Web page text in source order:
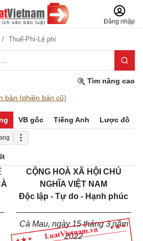
Đăng nhập
Thuế-Phí-Lệ phí
Tìm nâng cao
bản (phiên bản cũ)
VB gốc Tiếng Anh Lược đồ
CỘNG HOÀ XÃ HỘI CHỦ
NGHĨA VIỆT NAM
Độc lập - Tự do - Hạnh phúc
Cà Mau, ngày15tháng3năm
2022